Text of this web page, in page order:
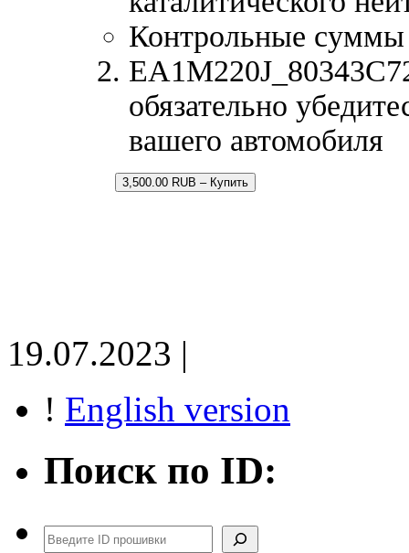
Контрольные
обязательно
вашего автомобиля
3,500.00 RUB – Купить
19.07.2023 |
! English version
Поиск по ID:
Поиск